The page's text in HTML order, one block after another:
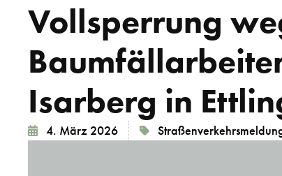
Vollsperrung
Isarberg in
4. März 2026